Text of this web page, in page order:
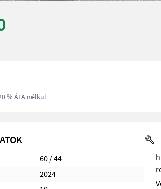
% ÁFA nélkül
60 / 44
2024